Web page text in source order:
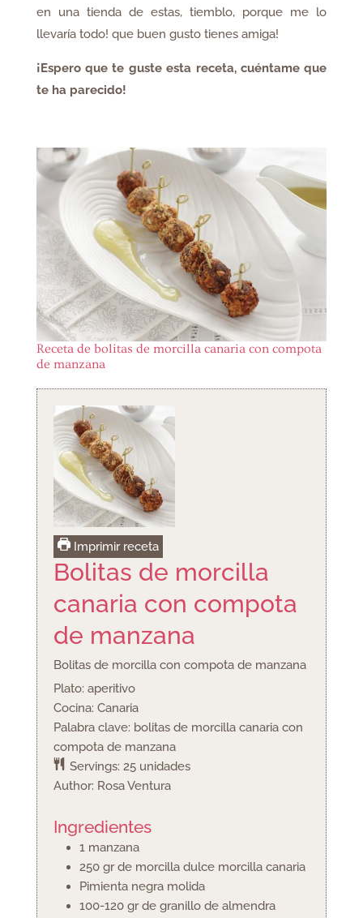
en una tienda de estas, tiemblo, porque me lo
llevaría todo! que buen gusto tienes amiga!
¡Espero que te guste esta receta, cuéntame que
te ha parecido!
Receta de bolitas de morcilla canaria con compota
de manzana
Imprimir receta
Bolitas de morcilla
canaria con compota
de manzana
Bolitas de morcilla con compota de manzana
Plato: aperitivo
Cocina: Canaria
Palabra clave: bolitas de morcilla canaria con
compota de manzana
Servings: 25 unidades
Author: Rosa Ventura
Ingredientes
1 manzana
250 gr de morcilla dulce morcilla canaria
Pimienta negra molida
100-120 gr de granillo de almendra